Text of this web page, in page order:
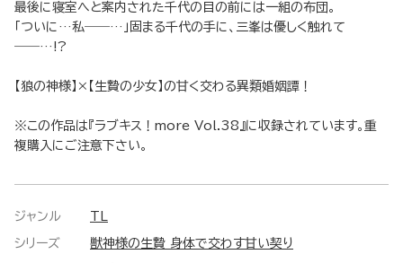
最後に寝室へと案内された千代の目の前には一組の布団。
「ついに…私――…」固まる千代の手に、三峯は優しく触れて
――…!?
【狼の神様】×【生贄の少女】の甘く交わる異類婚姻譚！
※この作品は『ラブキス！more Vol.38』に収録されています。重
複購入にご注意下さい。
ジャンル
シリーズ 獣神様の生贄 身体で交わす甘い契り